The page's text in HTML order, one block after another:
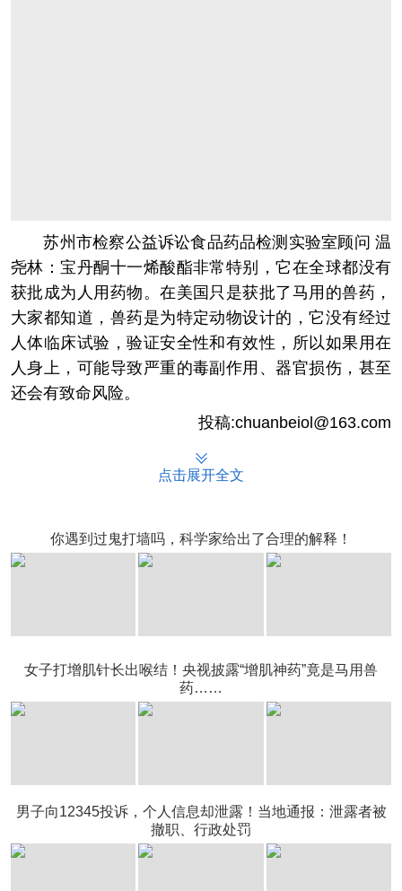
苏州市检察公益诉讼食品药品检测实验室顾问 温
尧林：宝丹酮十一烯酸酯非常特别，它在全球都没有
获批成为人用药物。在美国只是获批了马用的兽药，
大家都知道，兽药是为特定动物设计的，它没有经过
人体临床试验，验证安全性和有效性，所以如果用在
人身上，可能导致严重的毒副作用、器官损伤，甚至
还会有致命风险。
投稿:chuanbeiol@163.com
点击展开全文
你遇到过鬼打墙吗，科学家给出了合理的解释！
女子打增肌针长出喉结！央视披露“增肌神药”竟是马用兽
药……
男子向12345投诉，个人信息却泄露！当地通报：泄露者被
撤职、行政处罚